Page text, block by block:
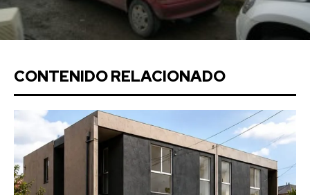
CONTENIDO RELACIONADO